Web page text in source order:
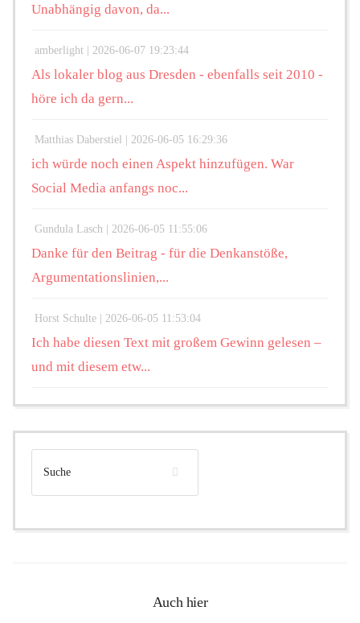
Unabhängig davon, da...
amberlight | 2026-06-07 19:23:44
Als lokaler blog aus Dresden - ebenfalls seit 2010 -
höre ich da gern...
Matthias Daberstiel | 2026-06-05 16:29:36
ich würde noch einen Aspekt hinzufügen. War
Social Media anfangs noc...
Gundula Lasch | 2026-06-05 11:55:06
Danke für den Beitrag - für die Denkanstöße,
Argumentationslinien,...
Horst Schulte | 2026-06-05 11:53:04
Ich habe diesen Text mit großem Gewinn gelesen –
und mit diesem etw...
Auch hier